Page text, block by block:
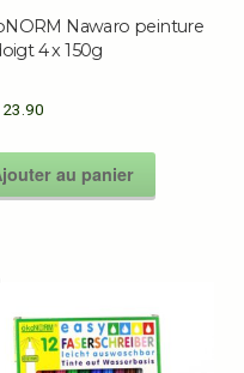
Nawaro peinture
4 x 150g
23.90
au panier